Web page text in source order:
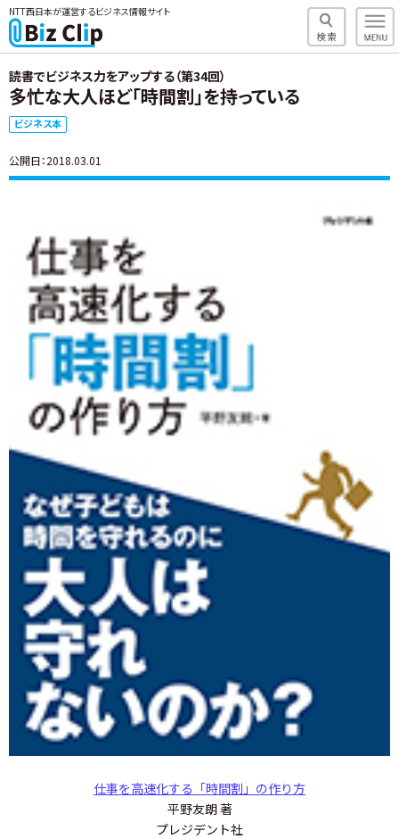
NTT西日本が運営するビジネス情報サイト
読書でビジネス力をアップする（第34回）
多忙な大人ほど「時間割」を持っている
ビジネス本
公開日：2018.03.01
仕事を高速化する「時間割」の作り方
平野友朗 著
プレジデント社